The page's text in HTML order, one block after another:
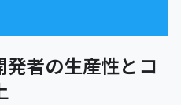
者の生産性とコ